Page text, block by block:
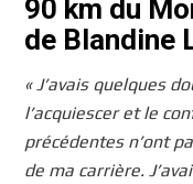
90 km du
de Blandine
« J’avais quelques
l’acquiescer et le
précédentes n’ont
de ma carrière.